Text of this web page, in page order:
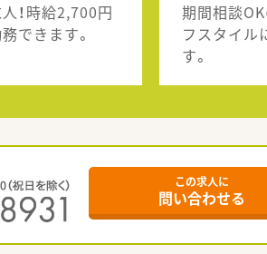
！時給2,700円
できます。
期間相談
フスタイル
す。
この求人に
問い合わせる